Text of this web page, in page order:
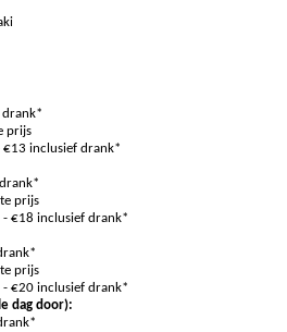
drank*
prijs
€13 inclusief drank*
prijs
- €18 inclusief drank*
prijs
- €20 inclusief drank*
dag door):